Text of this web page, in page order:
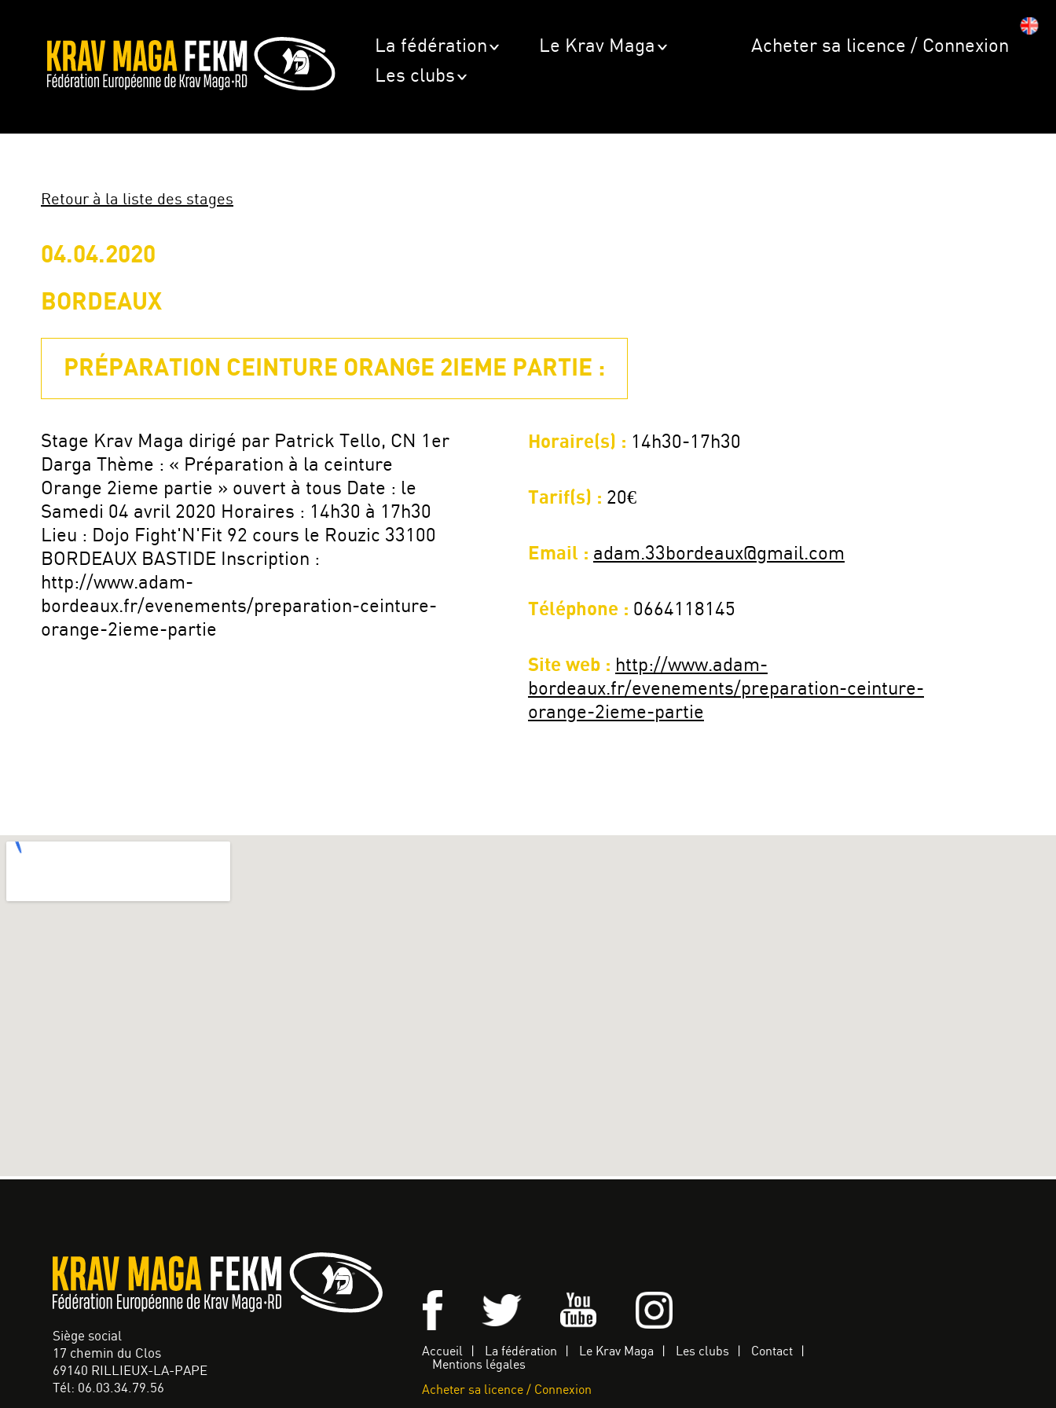
La fédération
Le Krav Maga
Les clubs
Acheter sa licence / Connexion
Retour à la liste des stages
04.04.2020
BORDEAUX
PRÉPARATION CEINTURE ORANGE 2IEME PARTIE :
Stage Krav Maga dirigé par Patrick Tello, CN 1er
Darga Thème : « Préparation à la ceinture
Orange 2ieme partie » ouvert à tous Date : le
Samedi 04 avril 2020 Horaires : 14h30 à 17h30
Lieu : Dojo Fight'N'Fit 92 cours le Rouzic 33100
BORDEAUX BASTIDE Inscription :
http://www.adam-
bordeaux.fr/evenements/preparation-ceinture-
orange-2ieme-partie
Horaire(s) : 14h30-17h30
Tarif(s) : 20€
Email : adam.33bordeaux@gmail.com
Téléphone : 0664118145
Site web : http://www.adam-
bordeaux.fr/evenements/preparation-ceinture-
orange-2ieme-partie
Siège social
17 chemin du Clos
69140 RILLIEUX-LA-PAPE
Tél: 06.03.34.79.56
Accueil La fédération Le Krav Maga Les clubs
Contact
Mentions légales
Acheter sa licence / Connexion